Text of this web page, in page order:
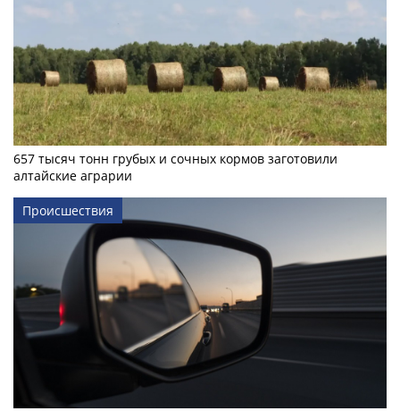
657 тысяч тонн грубых и сочных кормов заготовили
алтайские аграрии
Происшествия